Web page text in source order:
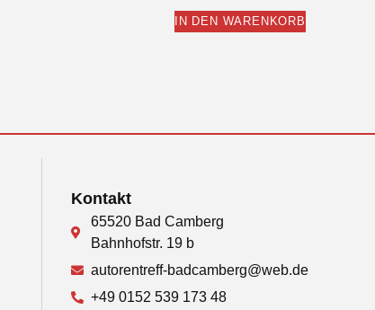
IN DEN WARENKORB
Kontakt
65520 Bad Camberg
Bahnhofstr. 19 b
autorentreff-badcamberg@web.de
+49 0152 539 173 48